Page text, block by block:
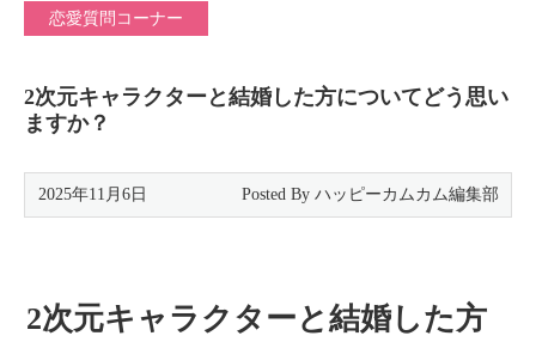
恋愛質問コーナー
2次元キャラクターと結婚した方についてどう思い
ますか？
2025年11月6日
2次元キャラクターと結婚した方